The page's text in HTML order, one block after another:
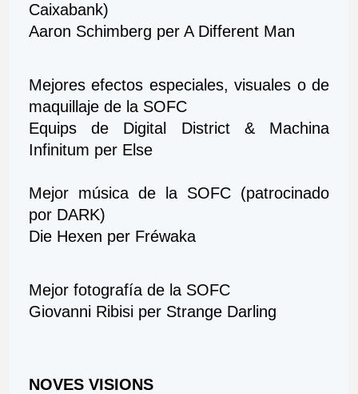
Caixabank)
Aaron Schimberg per A Different Man
Mejores efectos especiales, visuales o de
maquillaje de la SOFC
Equips de Digital District & Machina
Infinitum per Else
Mejor música de la SOFC (patrocinado
por DARK)
Die Hexen per Fréwaka
Mejor fotografía de la SOFC
Giovanni Ribisi per Strange Darling
NOVES VISIONS